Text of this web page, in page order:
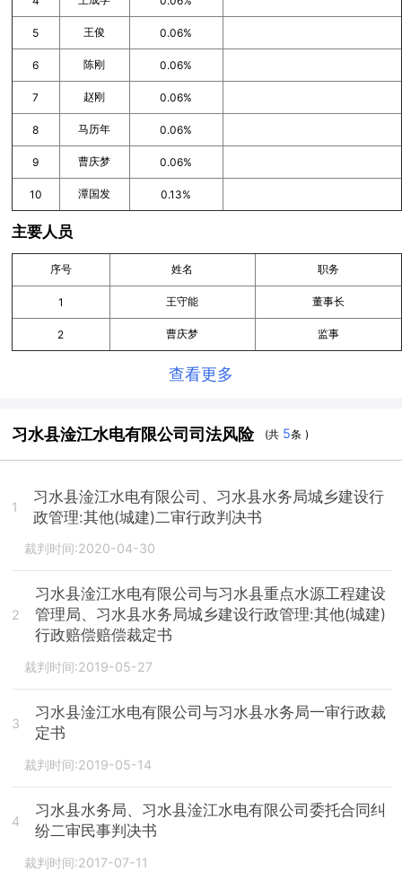
5 王俊 0.06%
6 陈刚 0.06%
7 赵刚 0.06%
8 马历年 0.06%
9 曹庆梦 0.06%
10 潭国发 0.13%
主要人员
序号 姓名 职务
1 王守能 董事长
2 曹庆梦 监事
查看更多
习水县淦江水电有限公司司法风险 (共 5条 )
1
习水县淦江水电有限公司、习水县水务局城乡建设行
政管理:其他(城建)二审行政判决书
裁判时间:2020-04-30
2
习水县淦江水电有限公司与习水县重点水源工程建设
管理局、习水县水务局城乡建设行政管理:其他(城建)
行政赔偿赔偿裁定书
裁判时间:2019-05-27
3
习水县淦江水电有限公司与习水县水务局一审行政裁
定书
裁判时间:2019-05-14
4
习水县水务局、习水县淦江水电有限公司委托合同纠
纷二审民事判决书
裁判时间:2017-07-11